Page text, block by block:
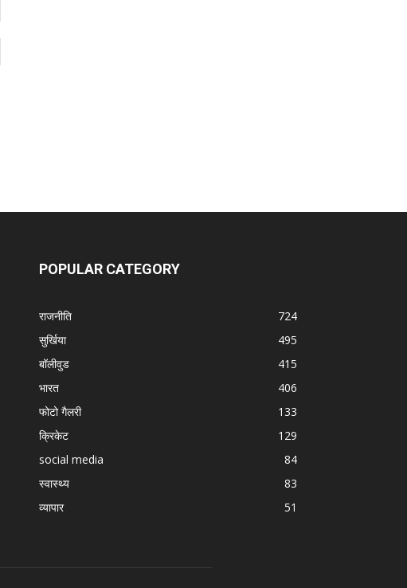
POPULAR CATEGORY
राजनीति
724
सुर्खिया
495
बॉलीवुड
415
भारत
406
फोटो गैलरी
133
क्रिकेट
129
social media
84
स्वास्थ्य
83
व्यापार
51